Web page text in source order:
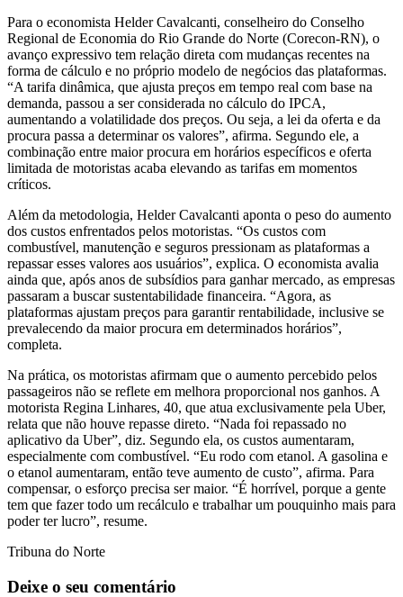
Para o economista Helder Cavalcanti, conselheiro do Conselho
Regional de Economia do Rio Grande do Norte (Corecon-RN), o
avanço expressivo tem relação direta com mudanças recentes na
forma de cálculo e no próprio modelo de negócios das plataformas.
“A tarifa dinâmica, que ajusta preços em tempo real com base na
demanda, passou a ser considerada no cálculo do IPCA,
aumentando a volatilidade dos preços. Ou seja, a lei da oferta e da
procura passa a determinar os valores”, afirma. Segundo ele, a
combinação entre maior procura em horários específicos e oferta
limitada de motoristas acaba elevando as tarifas em momentos
críticos.
Além da metodologia, Helder Cavalcanti aponta o peso do aumento
dos custos enfrentados pelos motoristas. “Os custos com
combustível, manutenção e seguros pressionam as plataformas a
repassar esses valores aos usuários”, explica. O economista avalia
ainda que, após anos de subsídios para ganhar mercado, as empresas
passaram a buscar sustentabilidade financeira. “Agora, as
plataformas ajustam preços para garantir rentabilidade, inclusive se
prevalecendo da maior procura em determinados horários”,
completa.
Na prática, os motoristas afirmam que o aumento percebido pelos
passageiros não se reflete em melhora proporcional nos ganhos. A
motorista Regina Linhares, 40, que atua exclusivamente pela Uber,
relata que não houve repasse direto. “Nada foi repassado no
aplicativo da Uber”, diz. Segundo ela, os custos aumentaram,
especialmente com combustível. “Eu rodo com etanol. A gasolina e
o etanol aumentaram, então teve aumento de custo”, afirma. Para
compensar, o esforço precisa ser maior. “É horrível, porque a gente
tem que fazer todo um recálculo e trabalhar um pouquinho mais para
poder ter lucro”, resume.
Tribuna do Norte
Deixe o seu comentário